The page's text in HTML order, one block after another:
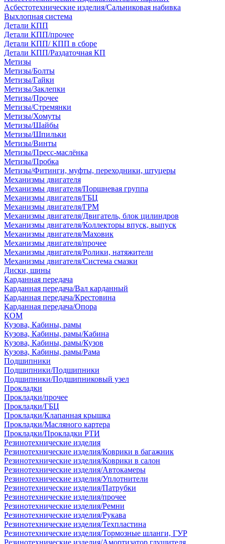
Асбестотехнические изделия/Сальниковая набивка
Выхлопная система
Детали КПП
Детали КПП/прочее
Детали КПП/ КПП в сборе
Детали КПП/Раздаточная КП
Метизы
Метизы/Болты
Метизы/Гайки
Метизы/Заклепки
Метизы/Прочее
Метизы/Стремянки
Метизы/Хомуты
Метизы/Шайбы
Метизы/Шпильки
Метизы/Винты
Метизы/Пресс-маслёнка
Метизы/Пробка
Метизы/Фитинги, муфты, переходники, штуцеры
Механизмы двигателя
Механизмы двигателя/Поршневая группа
Механизмы двигателя/ГБЦ
Механизмы двигателя/ГРМ
Механизмы двигателя/Двигатель, блок цилиндров
Механизмы двигателя/Коллекторы впуск, выпуск
Механизмы двигателя/Маховик
Механизмы двигателя/прочее
Механизмы двигателя/Ролики, натяжители
Механизмы двигателя/Система смазки
Диски, шины
Карданная передача
Карданная передача/Вал карданный
Карданная передача/Крестовина
Карданная передача/Опора
КОМ
Кузова, Кабины, рамы
Кузова, Кабины, рамы/Кабина
Кузова, Кабины, рамы/Кузов
Кузова, Кабины, рамы/Рама
Подшипники
Подшипники/Подшипники
Подшипники/Подшипниковый узел
Прокладки
Прокладки/прочее
Прокладки/ГБЦ
Прокладки/Клапанная крышка
Прокладки/Масляного картера
Прокладки/Прокладки РТИ
Резинотехнические изделия
Резинотехнические изделия/Коврики в багажник
Резинотехнические изделия/Коврики в салон
Резинотехнические изделия/Автокамеры
Резинотехнические изделия/Уплотнители
Резинотехнические изделия/Патрубки
Резинотехнические изделия/прочее
Резинотехнические изделия/Ремни
Резинотехнические изделия/Рукава
Резинотехнические изделия/Техпластина
Резинотехнические изделия/Тормозные шланги, ГУР
Резинотехнические изделия/Амортизатор глушителя